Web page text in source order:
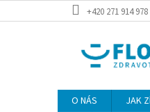
na
+420 271 914 978
O NÁS JAK